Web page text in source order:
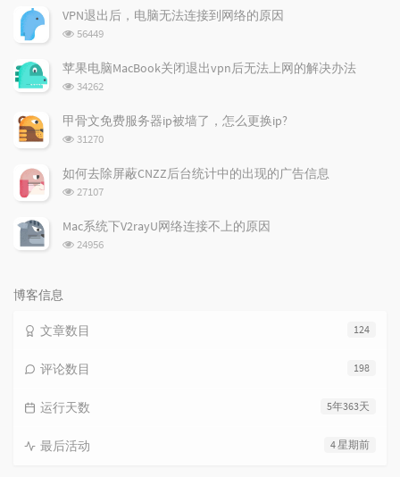
文
章
评
论
VPN退出后，电脑无法连接到网络的原因
浏
次
数:
56449
苹果电脑MacBook关闭退出vpn后无法上网的解决办法
浏
次
数:
34262
甲骨文免费服务器ip被墙了，怎么更换ip?
浏
次
数:
31270
如何去除屏蔽CNZZ后台统计中的出现的广告信息
浏
次
数:
27107
Mac系统下V2rayU网络连接不上的原因
浏
24956
博客信息
124
文章数目
198
评论数目
5年363天
运行天数
4 星期前
最后活动